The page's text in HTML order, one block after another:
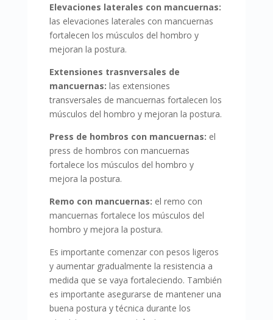
Elevaciones laterales con mancuernas:
las elevaciones laterales con mancuernas
fortalecen los músculos del hombro y
mejoran la postura.
Extensiones trasnversales de
mancuernas: las extensiones
transversales de mancuernas fortalecen los
músculos del hombro y mejoran la postura.
Press de hombros con mancuernas: el
press de hombros con mancuernas
fortalece los músculos del hombro y
mejora la postura.
Remo con mancuernas: el remo con
mancuernas fortalece los músculos del
hombro y mejora la postura.
Es importante comenzar con pesos ligeros
y aumentar gradualmente la resistencia a
medida que se vaya fortaleciendo. También
es importante asegurarse de mantener una
buena postura y técnica durante los